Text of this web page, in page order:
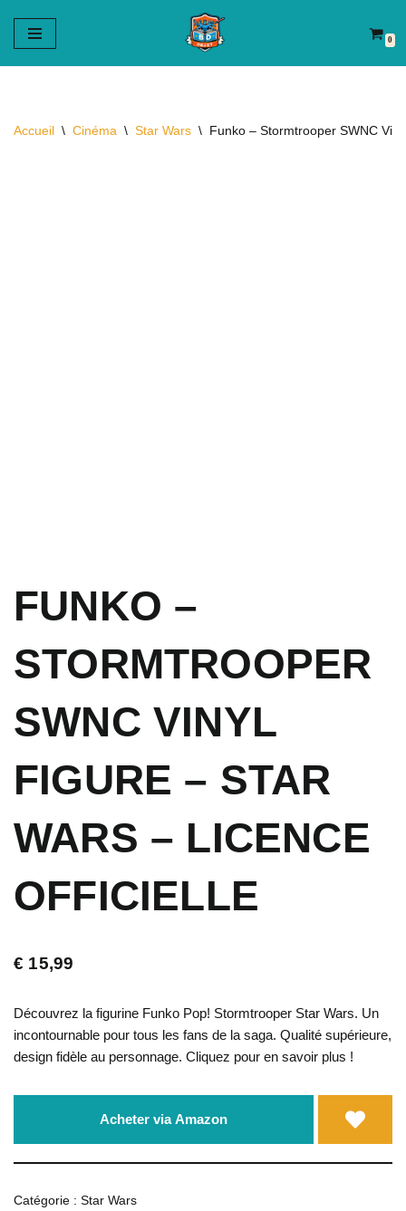
Aller
au
0
Accueil \ Cinéma \ Star Wars \ Funko – Stormtrooper SWNC
FUNKO –
STORMTROOPER
SWNC VINYL
FIGURE – STAR
WARS – LICENCE
OFFICIELLE
€ 15,99
Découvrez la figurine Funko Pop! Stormtrooper Star Wars. Un
incontournable pour tous les fans de la saga. Qualité supérieure,
design fidèle au personnage. Cliquez pour en savoir plus !
Acheter via Amazon
Catégorie : Star Wars